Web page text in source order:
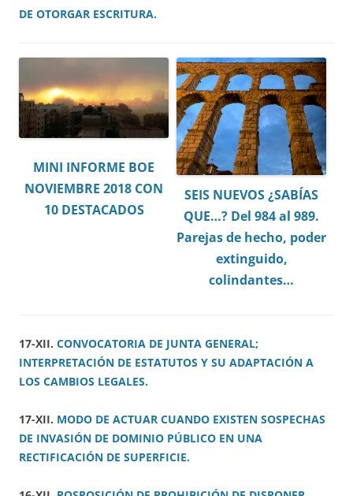
DE OTORGAR ESCRITURA.
MINI INFORME BOE
NOVIEMBRE 2018 CON
10 DESTACADOS
SEIS NUEVOS ¿SABÍAS
QUE…? Del 984 al 989.
Parejas de hecho, poder
extinguido,
colindantes…
17-XII. CONVOCATORIA DE JUNTA GENERAL;
INTERPRETACIÓN DE ESTATUTOS Y SU ADAPTACIÓN A
LOS CAMBIOS LEGALES.
17-XII. MODO DE ACTUAR CUANDO EXISTEN SOSPECHAS
DE INVASIÓN DE DOMINIO PÚBLICO EN UNA
RECTIFICACIÓN DE SUPERFICIE.